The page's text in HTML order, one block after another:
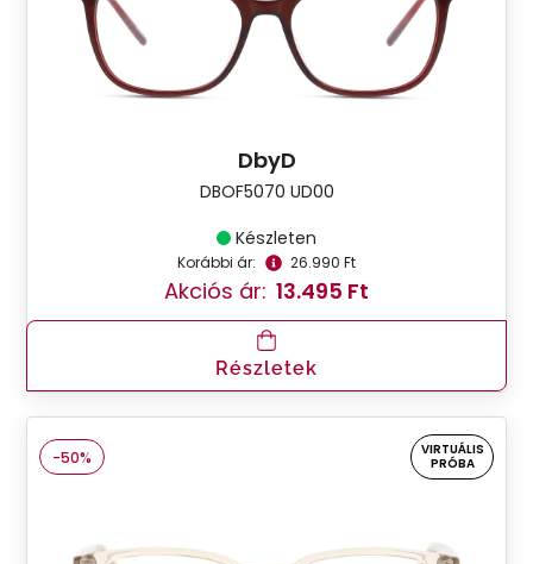
DbyD
DBOF5070 UD00
Készleten
Korábbi ár: 26.990 Ft
Akciós ár: 13.495 Ft
Részletek
-50%
VIRTUÁLIS
PRÓBA